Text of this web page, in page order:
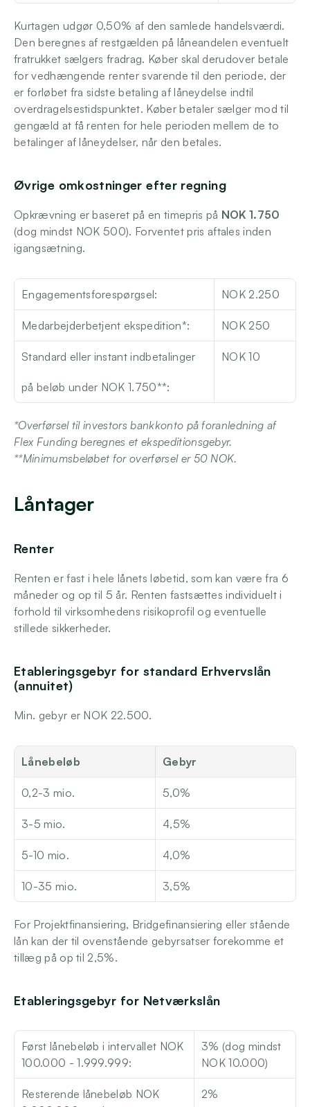
Kurtagen udgør 0,50% af den samlede handelsværdi.
Den beregnes af restgælden på låneandelen eventuelt
fratrukket sælgers fradrag. Køber skal derudover betale
for vedhængende renter svarende til den periode, der
er forløbet fra sidste betaling af låneydelse indtil
overdragelsestidspunktet. Køber betaler sælger mod til
gengæld at få renten for hele perioden mellem de to
betalinger af låneydelser, når den betales.
Øvrige omkostninger efter regning
Opkrævning er baseret på en timepris på NOK 1.750
(dog mindst NOK 500). Forventet pris aftales inden
igangsætning.
Engagementsforespørgsel: NOK 2.250
Medarbejderbetjent ekspedition*: NOK 250
Standard eller instant indbetalinger
på beløb under NOK 1.750**:
NOK 10
*Overførsel til investors bankkonto på foranledning af
Flex Funding beregnes et ekspeditionsgebyr.
**Minimumsbeløbet for overførsel er 50 NOK.
Låntager
Renter
Renten er fast i hele lånets løbetid, som kan være fra 6
måneder og op til 5 år. Renten fastsættes individuelt i
forhold til virksomhedens risikoprofil og eventuelle
stillede sikkerheder.
Etableringsgebyr for standard Erhvervslån
(annuitet)
Min. gebyr er NOK 22.500.
Lånebeløb Gebyr
0,2-3 mio. 5,0%
3-5 mio. 4,5%
5-10 mio. 4,0%
10-35 mio. 3,5%
For Projektfinansiering, Bridgefinansiering eller stående
lån kan der til ovenstående gebyrsatser forekomme et
tillæg på op til 2,5%.
Etableringsgebyr for Netværkslån
Først lånebeløb i intervallet NOK
100.000 - 1.999.999:
3% (dog mindst
NOK 10.000)
Resterende lånebeløb NOK
2%